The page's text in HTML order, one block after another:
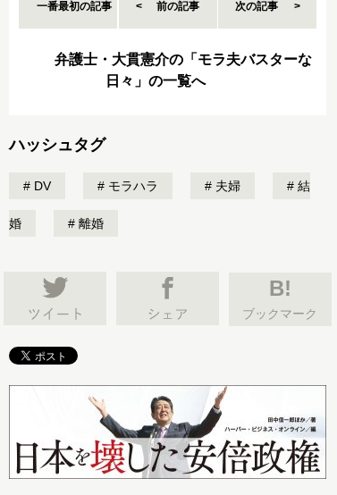
一番最初の記事 前の記事 次の記事
弁護士・大貫憲介の「モラ夫バスターな
日々」の一覧へ
ハッシュタグ
DV モラハラ 夫婦 結
婚 離婚
B!
ブックマーク